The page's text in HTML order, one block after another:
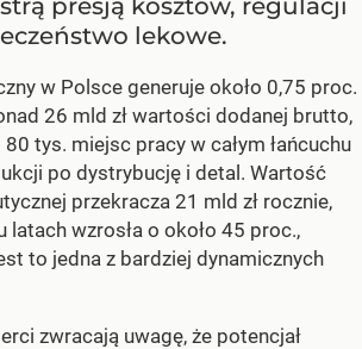
lekowe.
w Polsce generuje około 0,75 proc.
26 mld zł wartości dodanej brutto,
tys. miejsc pracy w całym łańcuchu
po dystrybucję i detal. Wartość
przekracza 21 mld zł rocznie,
latach wzrosła o około 45 proc.,
to jedna z bardziej dynamicznych
zwracają uwagę, że potencjał